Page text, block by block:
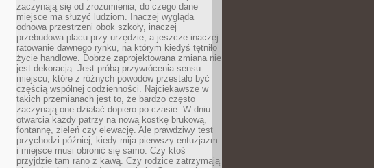
zaczynają się od zrozumienia, do czego dane
miejsce ma służyć ludziom. Inaczej wygląda
odnowa przestrzeni obok szkoły, inaczej
przebudowa placu przy urzędzie, a jeszcze inaczej
ratowanie dawnego rynku, na którym kiedyś tętniło
życie handlowe. Dobrze zaprojektowana zmiana nie
jest dekoracją. Jest próbą przywrócenia sensu
miejscu, które z różnych powodów przestało być
częścią wspólnej codzienności. Najciekawsze w
takich przemianach jest to, że bardzo często
zaczynają one działać dopiero po czasie. W dniu
otwarcia każdy patrzy na nową kostkę brukową,
fontannę, zieleń czy elewację. Ale prawdziwy test
przychodzi później, kiedy mija pierwszy entuzjazm
i miejsce musi obronić się samo. Czy ktoś
przyjdzie tam rano z kawą. Czy rodzice zatrzymają